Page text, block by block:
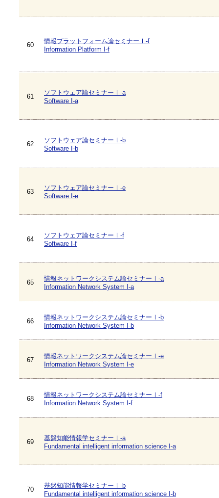
60
情報プラットフォーム論セミナーⅠ-f
Information Platform I-f
61
ソフトウェア論セミナーⅠ-a
Software I-a
62
ソフトウェア論セミナーⅠ-b
Software I-b
63
ソフトウェア論セミナーⅠ-e
Software I-e
64
ソフトウェア論セミナーⅠ-f
Software I-f
65
情報ネットワークシステム論セミナーⅠ-a
Information Network System I-a
66
情報ネットワークシステム論セミナーⅠ-b
Information Network System I-b
67
情報ネットワークシステム論セミナーⅠ-e
Information Network System I-e
68
情報ネットワークシステム論セミナーⅠ-f
Information Network System I-f
69
基盤知能情報学セミナーⅠ-a
Fundamental intelligent information science I-a
70
基盤知能情報学セミナーⅠ-b
Fundamental intelligent information science I-b